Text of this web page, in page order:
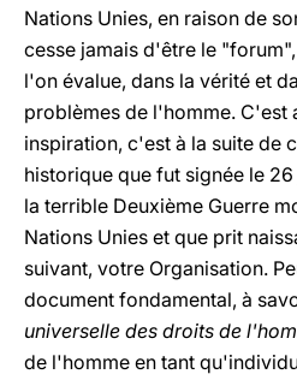
Nations Unies, en raison de
cesse jamais d'être le
l'on évalue, dans la vérité et
problèmes de l'homme. C'est
inspiration, c'est à la suite de
historique que fut signée le
la terrible Deuxième Guerre
Nations Unies et que prit
suivant, votre Organisation.
document fondamental, à
universelle des droits de
de l'homme en tant